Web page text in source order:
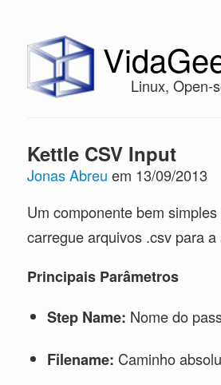
Linux, Open-
Kettle CSV Input
Jonas Abreu em 13/09/2013
Um componente bem
carregue arquivos .csv para
Principais Parâmetros
Step Name: Nome do
Filename: Caminho